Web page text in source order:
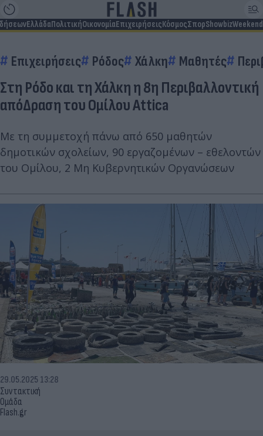
ΕλλάδαΠολιτικήΟικονομίαΕπιχειρήσειςΚόσμοςΣπορShowbizWeekend
Επιχειρήσεις Ρόδος Χάλκη Μαθητές
Στη Ρόδο και τη Χάλκη η 8η Περιβαλλοντική
απόΔραση του Ομίλου Attica
Με τη συμμετοχή πάνω από 650 μαθητών
δημοτικών σχολείων, 90 εργαζομένων – εθελοντών
του Ομίλου, 2 Μη Κυβερνητικών Οργανώσεων
Συντακτική
Ομάδα
Flash.gr
29.05.2025 13:28